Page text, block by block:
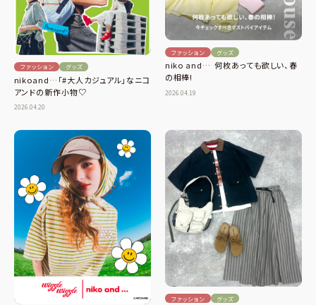
ファッション グッズ
nikoand…「#大人カジュアル」なニコ
アンドの新作小物♡
2026.04.20
ファッション グッズ
niko and… 何枚あっても欲しい、春
の相棒!
2026.04.19
ファッション グッズ